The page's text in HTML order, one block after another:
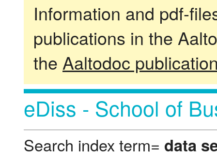
Information and pdf-
publications in the
the Aaltodoc
eDiss - School of
Search index term= data